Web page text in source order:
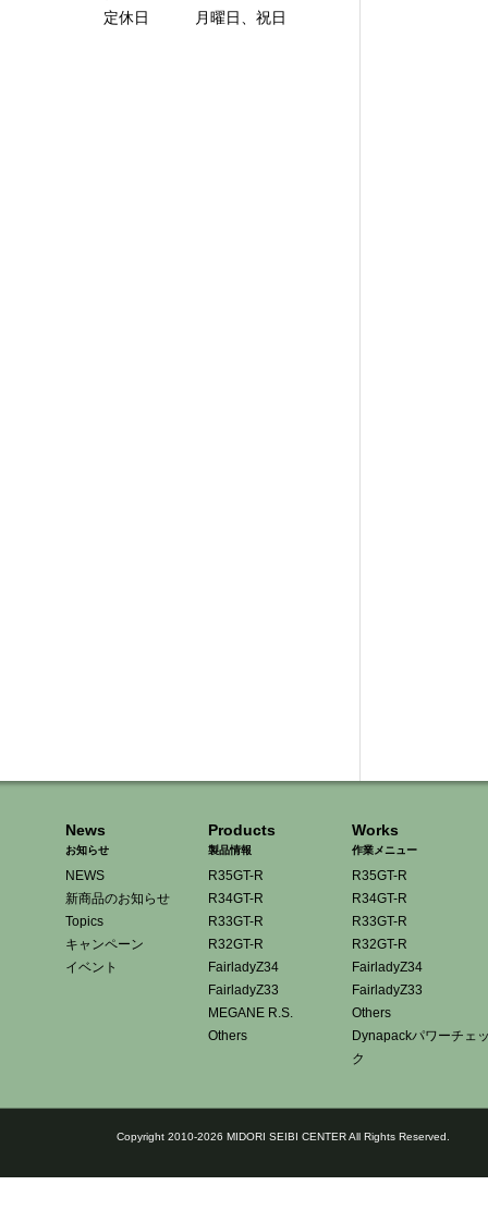
定休日 月曜日、祝日
News
お知らせ
NEWS
新商品のお知らせ
Topics
キャンペーン
イベント
Products
製品情報
R35GT-R
R34GT-R
R33GT-R
R32GT-R
FairladyZ34
FairladyZ33
MEGANE R.S.
Others
Works
作業メニュー
R35GT-R
R34GT-R
R33GT-R
R32GT-R
FairladyZ34
FairladyZ33
Others
Dynapackパワーチェ
ク
Copyright 2010-2026 MIDORI SEIBI CENTER All Rights Reserved.